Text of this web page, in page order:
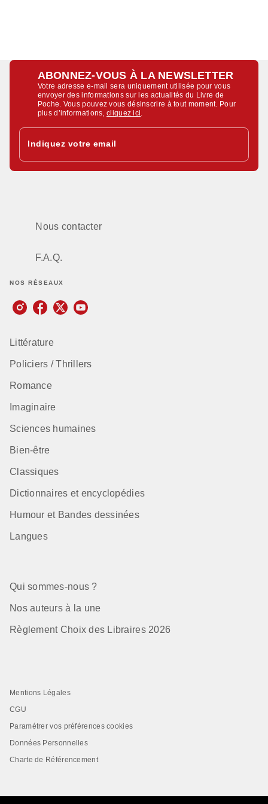
ABONNEZ-VOUS À LA NEWSLETTER
Votre adresse e-mail sera uniquement utilisée pour vous
envoyer des informations sur les actualités du Livre de
Poche. Vous pouvez vous désinscrire à tout moment. Pour
plus d’informations,cliquez ici
Indiquez votre email
Nous contacter
F.A.Q.
NOS RÉSEAUX
Littérature
Policiers / Thrillers
Romance
Imaginaire
Sciences humaines
Bien-être
Classiques
Dictionnaires et encyclopédies
Humour et Bandes dessinées
Langues
Qui sommes-nous ?
Nos auteurs à la une
Règlement Choix des Libraires 2026
Mentions Légales
CGU
Paramétrer vos préférences cookies
Données Personnelles
Charte de Référencement